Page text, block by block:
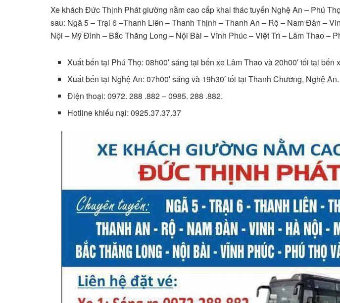
Xe khách Đức Thịnh Phát giường nằm cao cấp khai thác tuyến Nghệ An – Phú
sau: Ngã 5 – Trại 6 –Thanh Liên – Thanh Thịnh – Thanh An – Rộ – Nam Đàn –
Nội – Mỹ Đình – Bắc Thăng Long – Nội Bài – Vĩnh Phúc – Việt Trì – Lâm Thao –
Xuất bến tại Phú Thọ: 08h00′ sáng tại bến xe Lâm Thao và 20h00′ tối tại bến
Xuất bến tại Nghệ An: 07h00′ sáng và 19h30′ tối tại Thanh Chương, Nghệ An.
Điện thoại: 0972. 288 .882 – 0985. 288 .882.
Hotline khiếu nại: 0925.37.37.37